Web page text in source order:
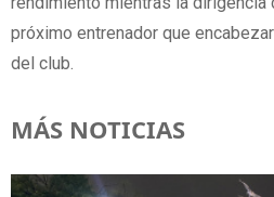
próximo entrenador que
del club.
MÁS NOTICIAS